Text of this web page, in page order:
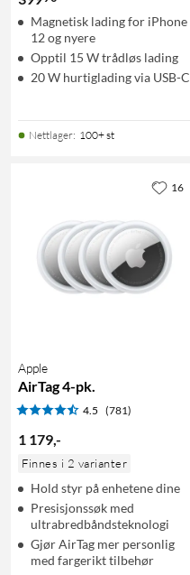
Magnetisk lading for iPhone
12 og nyere
Opptil 15 W trådløs lading
20 W hurtiglading via USB-C
Nettlager: 100+ st
Apple
AirTag 4-pk.
4.5 (781)
1 179,-
Finnes i 2 varianter
Hold styr på enhetene dine
Presisjonssøk med
ultrabredbåndsteknologi
Gjør AirTag mer personlig
med fargerikt tilbehør
16